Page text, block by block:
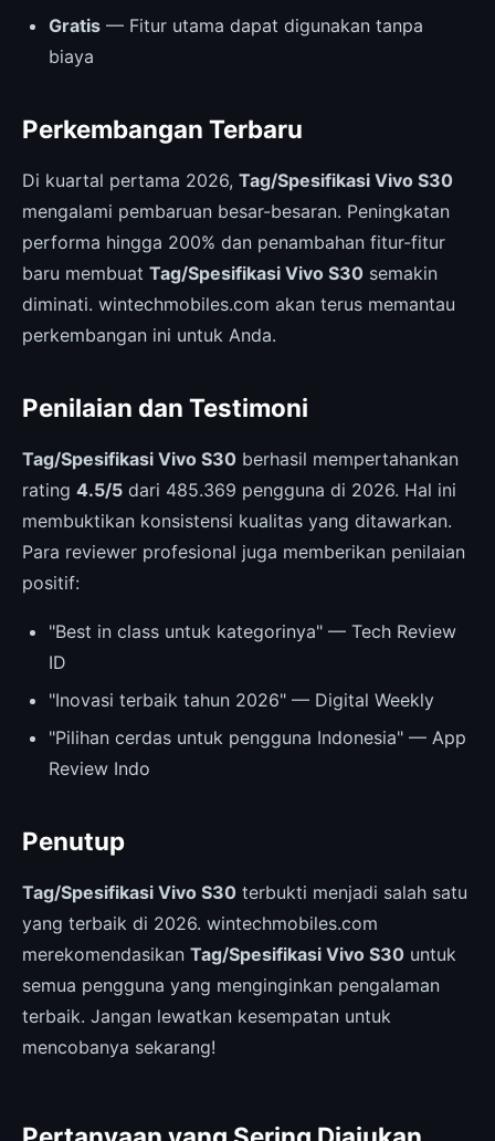
Gratis — Fitur utama dapat digunakan tanpa
biaya
Perkembangan Terbaru
Di kuartal pertama 2026, Tag/Spesifikasi Vivo S30
mengalami pembaruan besar-besaran. Peningkatan
performa hingga 200% dan penambahan fitur-fitur
baru membuat Tag/Spesifikasi Vivo S30 semakin
diminati. wintechmobiles.com akan terus memantau
perkembangan ini untuk Anda.
Penilaian dan Testimoni
Tag/Spesifikasi Vivo S30 berhasil mempertahankan
rating 4.5/5 dari 485.369 pengguna di 2026. Hal ini
membuktikan konsistensi kualitas yang ditawarkan.
Para reviewer profesional juga memberikan penilaian
positif:
"Best in class untuk kategorinya" — Tech Review
ID
"Inovasi terbaik tahun 2026" — Digital Weekly
"Pilihan cerdas untuk pengguna Indonesia" — App
Review Indo
Penutup
Tag/Spesifikasi Vivo S30 terbukti menjadi salah satu
yang terbaik di 2026. wintechmobiles.com
merekomendasikan Tag/Spesifikasi Vivo S30 untuk
semua pengguna yang menginginkan pengalaman
terbaik. Jangan lewatkan kesempatan untuk
mencobanya sekarang!